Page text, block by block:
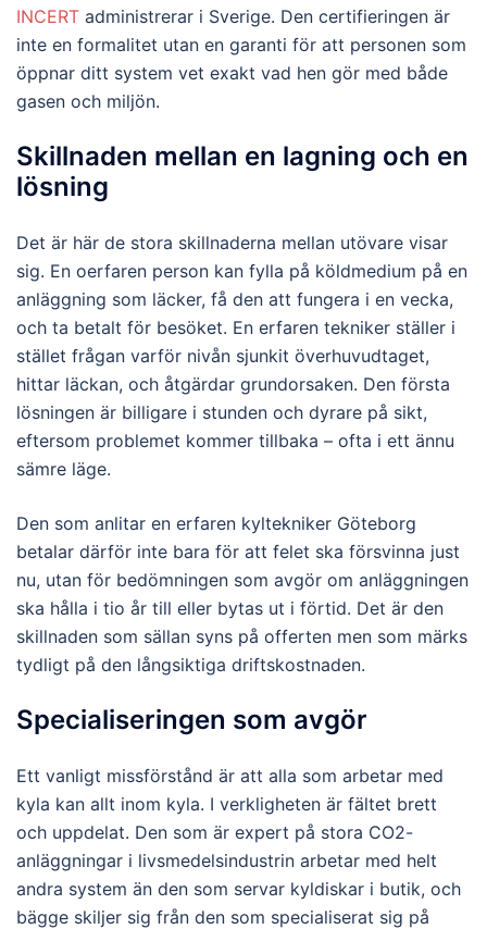
INCERT administrerar i Sverige. Den certifieringen är
inte en formalitet utan en garanti för att personen som
öppnar ditt system vet exakt vad hen gör med både
gasen och miljön.
Skillnaden mellan en lagning och en
lösning
Det är här de stora skillnaderna mellan utövare visar
sig. En oerfaren person kan fylla på köldmedium på en
anläggning som läcker, få den att fungera i en vecka,
och ta betalt för besöket. En erfaren tekniker ställer i
stället frågan varför nivån sjunkit överhuvudtaget,
hittar läckan, och åtgärdar grundorsaken. Den första
lösningen är billigare i stunden och dyrare på sikt,
eftersom problemet kommer tillbaka – ofta i ett ännu
sämre läge.
Den som anlitar en erfaren kyltekniker Göteborg
betalar därför inte bara för att felet ska försvinna just
nu, utan för bedömningen som avgör om anläggningen
ska hålla i tio år till eller bytas ut i förtid. Det är den
skillnaden som sällan syns på offerten men som märks
tydligt på den långsiktiga driftskostnaden.
Specialiseringen som avgör
Ett vanligt missförstånd är att alla som arbetar med
kyla kan allt inom kyla. I verkligheten är fältet brett
och uppdelat. Den som är expert på stora CO2-
anläggningar i livsmedelsindustrin arbetar med helt
andra system än den som servar kyldiskar i butik, och
bägge skiljer sig från den som specialiserat sig på